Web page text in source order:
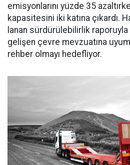
emisyonları­nı yüzde 35
kapasitesini iki katına çıkardı.
lanan sürdürülebilirlik raporuyla
gelişen çev­re mevzuatına
rehber olmayı hedefliyor.